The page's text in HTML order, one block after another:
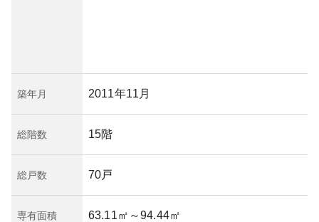
築年月 2011年11月
総階数 15階
総戸数 70戸
専有面積 63.11㎡ ～94.44㎡